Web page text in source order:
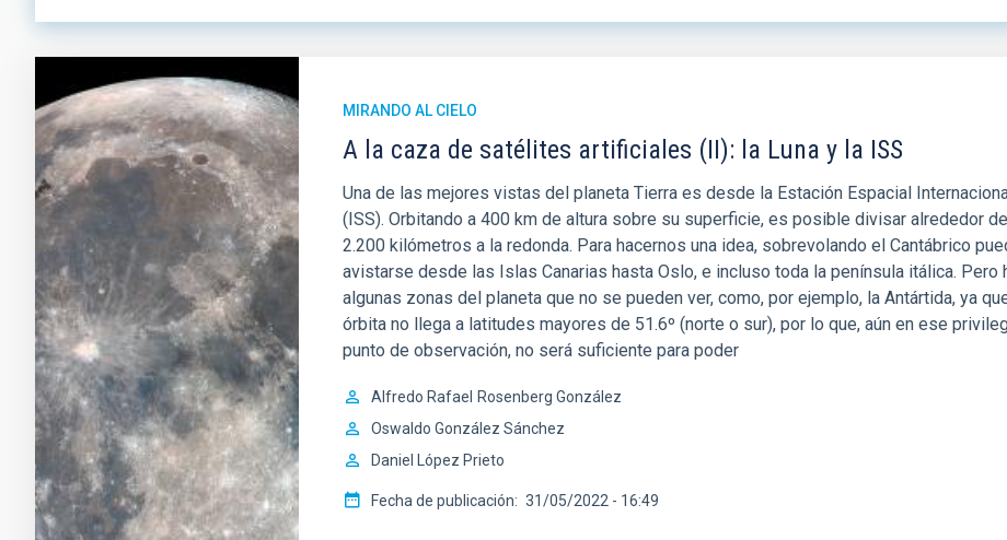
MIRANDO AL CIELO
A la caza de satélites artificiales (II): la Luna y la ISS
Una de las mejores vistas del planeta Tierra es desde la Estación Espacial
(ISS). Orbitando a 400 km de altura sobre su superficie, es posible divisar alrededor de
2.200 kilómetros a la redonda. Para hacernos una idea, sobrevolando el Cantábrico
avistarse desde las Islas Canarias hasta Oslo, e incluso toda la península itálica. Pero
algunas zonas del planeta que no se pueden ver, como, por ejemplo, la Antártida, ya
órbita no llega a latitudes mayores de 51.6º (norte o sur), por lo que, aún en ese
punto de observación, no será suficiente para poder
Alfredo Rafael
Rosenberg González
Oswaldo González Sánchez
Daniel López Prieto
Fecha de publicación 31/05/2022 - 16:49